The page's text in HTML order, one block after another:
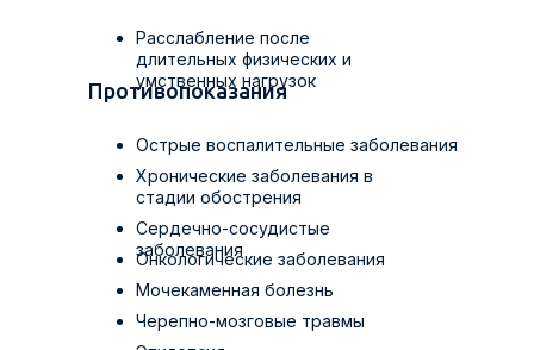
Противопоказания
Острые воспалительные заболевания
Хронические заболевания в
стадии обострения
Сердечно-сосудистые
заболевания
Онкологические заболевания
Мочекаменная болезнь
Черепно-мозговые травмы
Расслабление после
длительных физических и
умственных нагрузок